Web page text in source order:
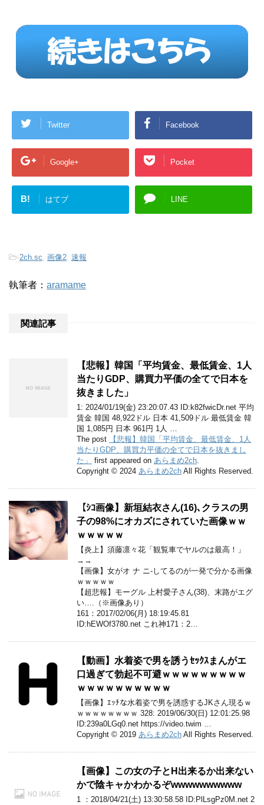
Twitter Facebook
Google+ Pocket
B! はてブ LINE
-2ch.sc, 画像2, 速報
執筆者： aramame
関連記事
【悲報】韓国「平均賃金、最低賃金、1人
当たりGDP、購買力平価の全てで日本を
抜きました」
1: 2024/01/19(金) 23:20:07.43 ID:k82fwicDr.net 平均
賃金 韓国 48,922ドル 日本 41,509ドル 最低賃金 韓
国 1,085円 日本 961円 1人 …
The post
【悲報】韓国「平均賃金、最低賃金、1人
当たりGDP、購買力平価の全てで日本を抜きまし
た」
first appeared on あらまめ2ch.
Copyright © 2024 あらまめ2ch All Rights Reserved.
【ｼｺ画像】新垣結衣さん(16)､クラスの男
子の98%にオカズにされていた画像ｗｗ
ｗｗｗｗｗ
【炎上】須藤凛々花「観覧車でヤルのは最高！」
→→
【画像】女がオ ナ ニ-してるのが一発で分かる画像
ｗｗｗｗｗ
【超悲報】モーグル 上村愛子さん(38)、末路がエグ
い….（※画像あり）
161：2017/02/06(月) 18:19:45.81
ID:hEWOf3780.net これ神171：2…
【動画】水着姿で男を誘うｾｯｸｽまんがエ
口過ぎて勃起不可避ｗｗｗｗｗｗｗｗｗ
ｗｗｗｗｗｗｗｗｗｗ
【画像】ｴｯﾁな水着姿で男を誘惑するJKさん現るｗ
ｗｗｗｗｗｗｗｗ 328: 2019/06/30(日) 12:01:25.98
ID:239a0LGq0.net https://video.twim …
Copyright © 2019 あらまめ2ch All Rights Reserved.
【画像】この女の子とH出来るか出来ない
かで陰キャかわかるぞwwwwwwwwww
1 ：2018/04/21(土) 13:30:58.58 ID:PlLsgPz0M.net 2